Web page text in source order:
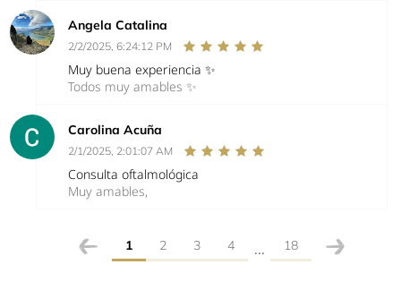
Angela Catalina
2/2/2025, 6:24:12 PM
Muy buena experiencia ✨
Todos muy amables ✨
Carolina Acuña
2/1/2025, 2:01:07 AM
Consulta oftalmológica
Muy amables,
1 2 3 4 ... 18